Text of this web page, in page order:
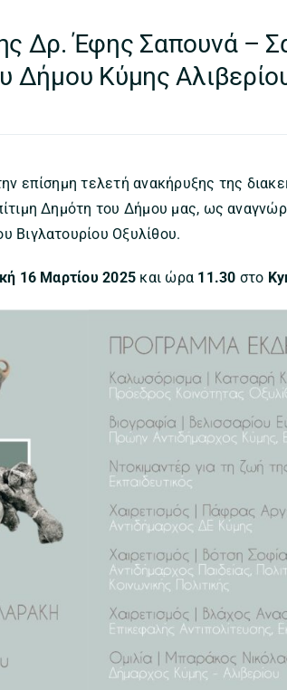
Δρ. Έφης Σαπουνά –
Δήμου Κύμης
επίσημη τελετή ανακήρυξης της
Δημότη του Δήμου μας, ως
Βιγλατουρίου Οξυλίθου.
16 Μαρτίου 2025 και ώρα 11.30 στο